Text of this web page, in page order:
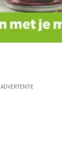
ADVERTENTIE